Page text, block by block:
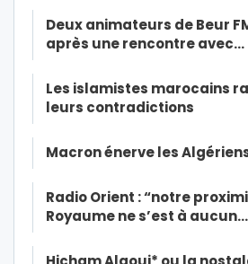
Deux animateurs de Beur
après une rencontre avec…
Les islamistes marocains
leurs contradictions
Macron énerve les
Radio Orient : “notre
Royaume ne s’est à aucun…